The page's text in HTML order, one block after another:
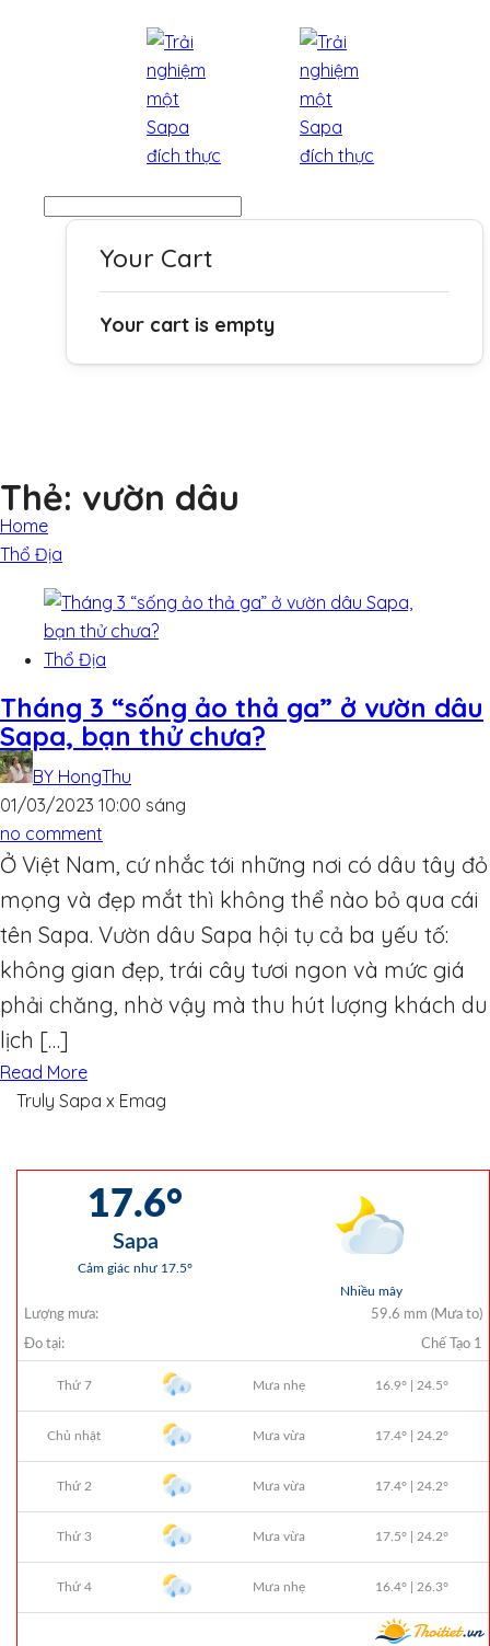
Your Cart
Your cart is empty
Thẻ: vườn dâu
Home
Thổ Địa
Thổ Địa
Tháng 3 “sống ảo thả ga” ở vườn dâu
Sapa, bạn thử chưa?
BY HongThu
01/03/2023 10:00 sáng
no comment
Ở Việt Nam, cứ nhắc tới những nơi có dâu tây đỏ
mọng và đẹp mắt thì không thể nào bỏ qua cái
tên Sapa. Vườn dâu Sapa hội tụ cả ba yếu tố:
không gian đẹp, trái cây tươi ngon và mức giá
phải chăng, nhờ vậy mà thu hút lượng khách du
lịch […]
Read More
Truly Sapa x Emag